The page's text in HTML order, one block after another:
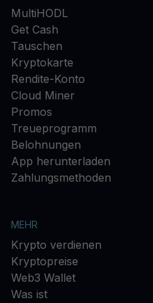
MultiHODL
Get Cash
Tauschen
Kryptokarte
Rendite-Konto
Cloud Miner
Promos
Treueprogramm
Belohnungen
App herunterladen
Zahlungsmethoden
MEHR
Krypto verdienen
Kryptopreise
Web3 Wallet
Was ist